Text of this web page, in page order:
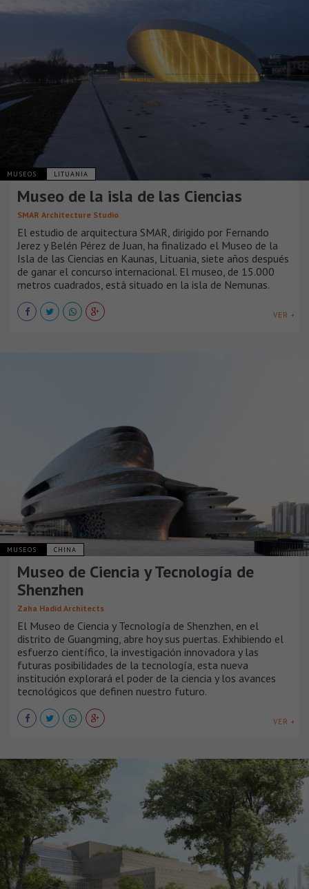
MUSEOS LITUANIA
Museo de la isla de las Ciencias
SMAR Architecture Studio
El estudio de arquitectura SMAR, dirigido por Fernando
Jerez y Belén Pérez de Juan, ha finalizado el Museo de la
Isla de las Ciencias en Kaunas, Lituania, siete años después
de ganar el concurso internacional. El museo, de 15.000
metros cuadrados, está situado en la isla de Nemunas.
VER +
MUSEOS CHINA
Museo de Ciencia y Tecnología de
Shenzhen
Zaha Hadid Architects
El Museo de Ciencia y Tecnología de Shenzhen, en el
distrito de Guangming, abre hoy sus puertas. Exhibiendo el
esfuerzo científico, la investigación innovadora y las
futuras posibilidades de la tecnología, esta nueva
institución explorará el poder de la ciencia y los avances
tecnológicos que definen nuestro futuro.
VER +